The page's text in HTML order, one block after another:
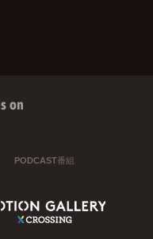
on
PODCAST番組